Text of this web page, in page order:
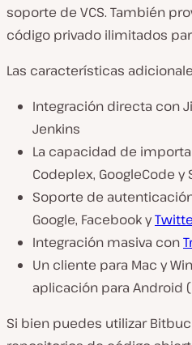
soporte de VCS. También
código privado ilimitados
Las características
Integración directa con
Jenkins
La capacidad de
Codeplex, GoogleCode y
Soporte de
Google, Facebook y
Integración masiva con
Un cliente para Mac y
aplicación para Android
Si bien puedes utilizar